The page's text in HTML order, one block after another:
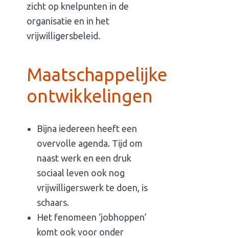
zicht op knelpunten in de
organisatie en in het
vrijwilligersbeleid.
Maatschappelijke
ontwikkelingen
Bijna iedereen heeft een
overvolle agenda. Tijd om
naast werk en een druk
sociaal leven ook nog
vrijwilligerswerk te doen, is
schaars.
Het fenomeen ‘jobhoppen’
komt ook voor onder